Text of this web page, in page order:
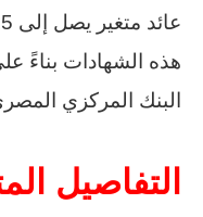
هذه الشهادات بناءً
البنك المركزي المصري
التفاصيل